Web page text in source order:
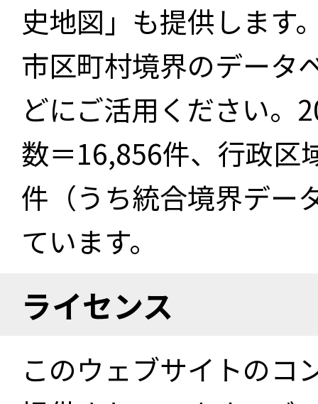
史地図」も提供します
市区町村境界のデータ
どにご活用ください。
数＝16,856件、行政区
件（うち統合境界デー
ています。
ライセンス
このウェブサイトのコ